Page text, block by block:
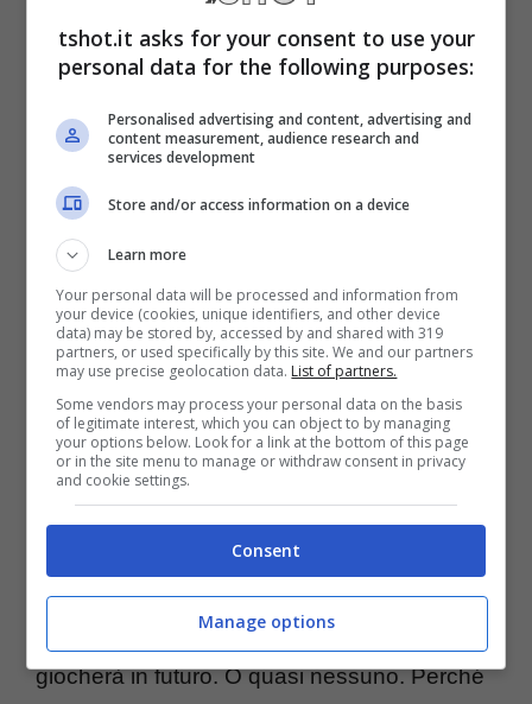
obiettivi stagionali che sono ancora alla
portata del Napoli. Vuole lasciare un ottimo
ricordo di sé e poi pensare alfuturo.
Secondo le ultime notizie di mercato sono
sostanzialmente
che vogliono
Osimhen
per la prossima
stagione.
Troost-Ekong annuncia il
futuro di Osimhen: le
parole
Tutti sanno cheOsimhen lascerà il Napolia
fine stagione ma nessuno sanno dove
giocherà in futuro. O quasi nessuno. Perché
tshot.it asks for your consent to use your
personal data for the following purposes:
Personalised advertising and content, advertising and
content measurement, audience research and
services development
Store and/or access information on a device
Learn more
Your personal data will be processed and information from
your device (cookies, unique identifiers, and other device
data) may be stored by, accessed by and shared with 319
partners, or used specifically by this site. We and our partners
may use precise geolocation data. List of partners.
Some vendors may process your personal data on the basis
of legitimate interest, which you can object to by managing
your options below. Look for a link at the bottom of this page
or in the site menu to manage or withdraw consent in privacy
and cookie settings.
Consent
Manage options